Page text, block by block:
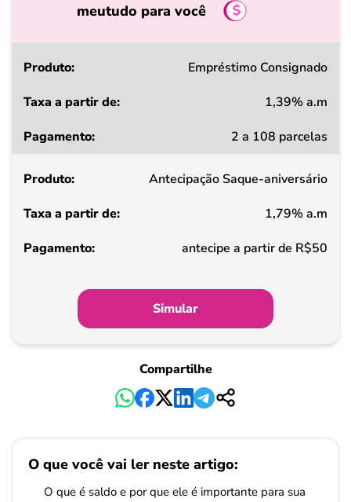
meutudo para você
Produto
a
de
Pagamento
Empréstimo Consignado
1,39% a.m
2 a 108 parcelas
Antecipação Saque-aniversário
1,79% a.m
antecipe a partir de R$50
Simular
Compartilhe
O que você vai ler neste artigo:
O que é saldo e por que ele é importante para sua